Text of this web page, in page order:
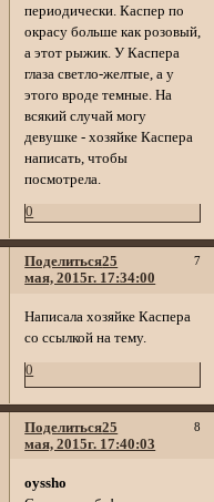
периодически. Каспер по
окрасу больше как розовый,
а этот рыжик. У Каспера
глаза светло-желтые, а у
этого вроде темные. На
всякий случай могу
девушке - хозяйке Каспера
написать, чтобы
посмотрела.
0
Поделиться 7
25
мая, 2015г. 17:34:00
Написала хозяйке Каспера
со ссылкой на тему.
0
Поделиться 8
25
мая, 2015г. 17:40:03
oyssho